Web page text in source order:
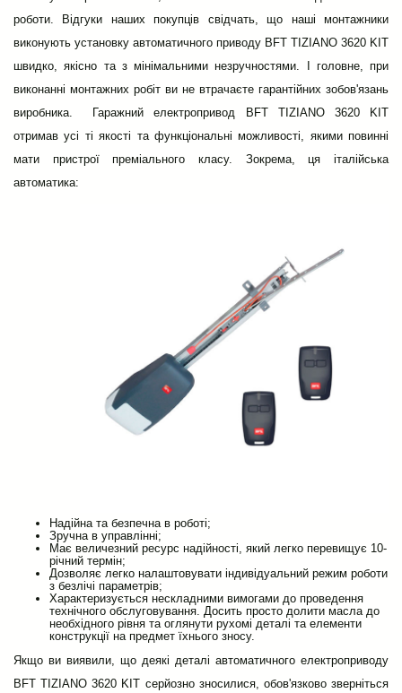
роботи. Відгуки наших покупців свідчать, що наші монтажники
виконують установку автоматичного приводу BFT TIZIANO 3620 KIT
швидко, якісно та з мінімальними незручностями. І головне, при
виконанні монтажних робіт ви не втрачаєте гарантійних зобов'язань
виробника.
Гаражний електропривод BFT TIZIANO 3620 KIT
отримав усі ті якості та функціональні можливості, якими повинні
мати пристрої преміального класу. Зокрема, ця італійська
автоматика:
Надійна та безпечна в роботі;
Зручна в управлінні;
Має величезний ресурс надійності, який легко перевищує 10-
річний термін;
Дозволяє легко налаштовувати індивідуальний режим роботи
з безлічі параметрів;
Характеризується нескладними вимогами до проведення
технічного обслуговування. Досить просто долити масла до
необхідного рівня та оглянути рухомі деталі та елементи
конструкції на предмет їхнього зносу.
Якщо ви виявили, що деякі деталі автоматичного електроприводу
BFT TIZIANO 3620 KIT серйозно зносилися, обов'язково зверніться